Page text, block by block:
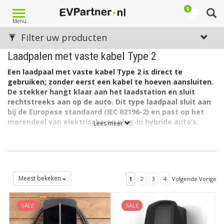
Toggle
navigation
Menu
0
Laadpalen met vaste kabel Type 2
Een laadpaal met vaste kabel Type 2 is direct te
gebruiken; zonder eerst een kabel te hoeven aansluiten.
De stekker hangt klaar aan het laadstation en sluit
rechtstreeks aan op de auto. Dit type laadpaal sluit aan
bij de Europese standaard (IEC 62196-2) en past op het
merendeel van elektrische en plug-in hybride auto’s.
van uw keuze. Tip: lees eerst de informatie op deze pagina.
Wat is een laadpaal met vaste Type 2-kabel?
Een laadpaal met vaste kabel heeft een geïntegreerde laadkabel
Lees meer
Filter uw producten
Meest bekeken 1 2 3 4 Volgende Vorige
SALE SALE